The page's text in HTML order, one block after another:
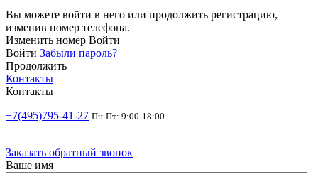
Вы можете войти в него или продолжить регистрацию,
изменив номер телефона.
Изменить номер Войти
Войти Забыли пароль?
Продолжить
Контакты
Контакты
+7(495)795-41-27 Пн-Пт: 9:00-18:00
Заказать обратный звонок
Ваше имя